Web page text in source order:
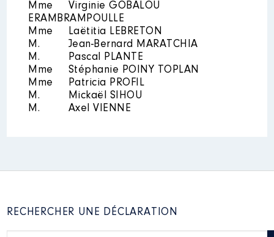
Mme
Virginie GOBALOU
ERAMBRAMPOULLE
Mme
Laëtitia LEBRETON
M.
Jean-Bernard MARATCHIA
M.
Pascal PLANTE
Mme
Stéphanie POINY TOPLAN
Mme
Patricia PROFIL
M.
Mickaël SIHOU
M.
Axel VIENNE
RECHERCHER UNE DÉCLARATION